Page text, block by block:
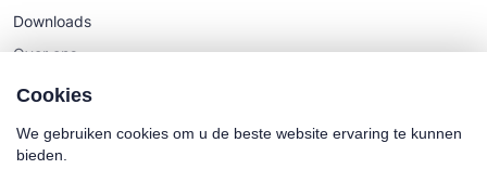
Downloads
Over ons
Nieuws
Cookies
We gebruiken cookies om u de beste website ervaring te kunnen
bieden.